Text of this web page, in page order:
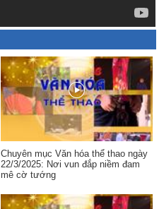
Chuyên mục Văn hóa thể thao ngày
22/3/2025: Nơi vun đắp niềm đam
mê cờ tướng